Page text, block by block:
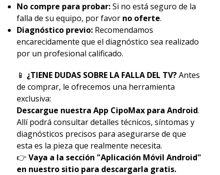
No compre para probar:Si no está seguro de la
falla de su equipo, por favor no oferte.
Diagnóstico previo:Recomendamos
encarecidamente que el diagnóstico sea realizado
por un profesional calificado.
📱 ¿TIENE DUDAS SOBRE LA FALLA DEL TV?Antes
de comprar, le ofrecemos una herramienta
exclusiva:
Descargue nuestra App CipoMax para Android.
Allí podrá consultar detalles técnicos, síntomas y
diagnósticos precisos para asegurarse de que
esta es la pieza que realmente necesita.
👉 Vaya a la sección "Aplicación Móvil Android"
en nuestro sitio para descargarla gratis.